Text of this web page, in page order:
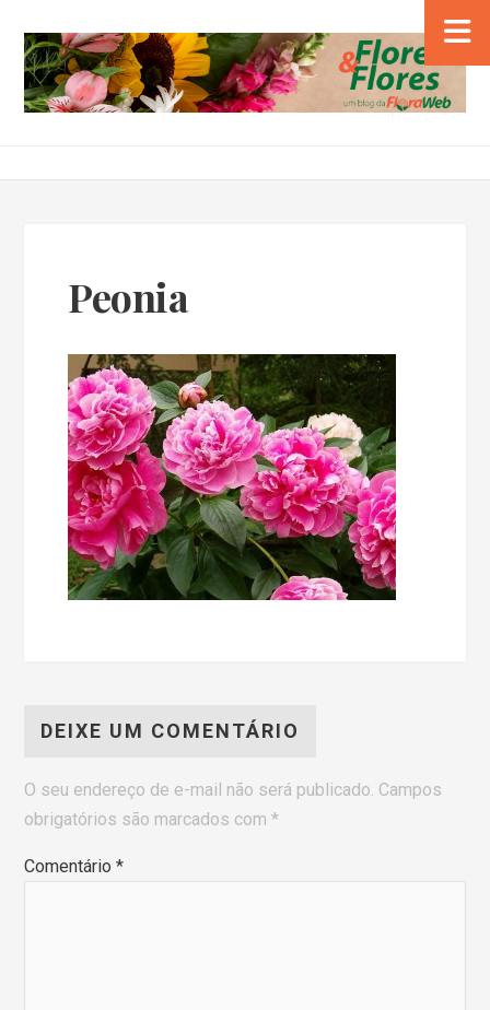
Peonia
DEIXE UM COMENTÁRIO
O seu endereço de e-mail não será publicado. Campos
obrigatórios são marcados com*
Comentário*